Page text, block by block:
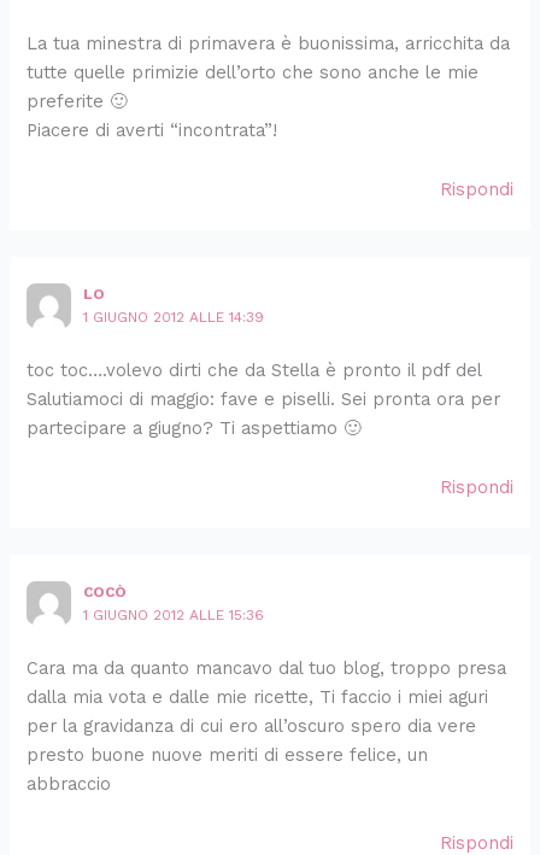
La tua minestra di primavera è buonissima, arricchita da
tutte quelle primizie dell’orto che sono anche le mie
preferite 🙂
Piacere di averti “incontrata”!
Rispondi
LO
1 GIUGNO 2012 ALLE 14:39
toc toc….volevo dirti che da Stella è pronto il pdf del
Salutiamoci di maggio: fave e piselli. Sei pronta ora per
partecipare a giugno? Ti aspettiamo 🙂
Rispondi
COCÒ
1 GIUGNO 2012 ALLE 15:36
Cara ma da quanto mancavo dal tuo blog, troppo presa
dalla mia vota e dalle mie ricette, Ti faccio i miei aguri
per la gravidanza di cui ero all’oscuro spero dia vere
presto buone nuove meriti di essere felice, un
abbraccio
Rispondi